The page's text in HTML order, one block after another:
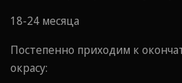
18-24 месяца
Постепенно приходим к
окрасу: